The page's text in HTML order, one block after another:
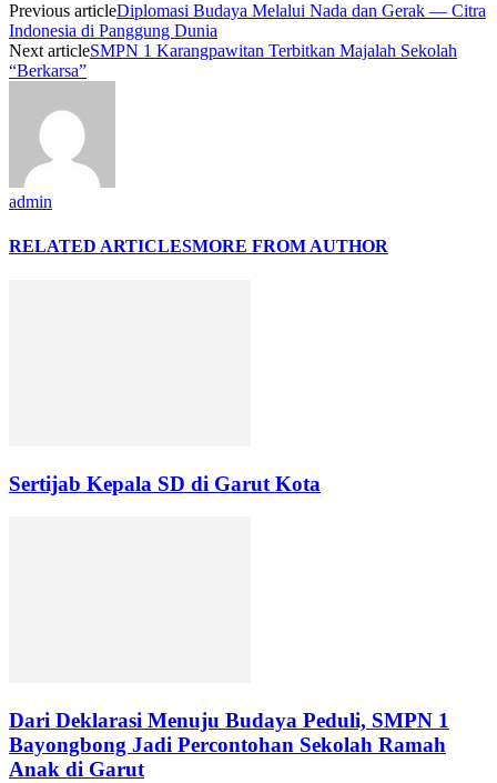
Previous articleDiplomasi Budaya Melalui Nada dan Gerak — Citra
Indonesia di Panggung Dunia
Next articleSMPN 1 Karangpawitan Terbitkan Majalah Sekolah
“Berkarsa”
admin
RELATED ARTICLESMORE FROM AUTHOR
Sertijab Kepala SD di Garut Kota
Dari Deklarasi Menuju Budaya Peduli, SMPN 1
Bayongbong Jadi Percontohan Sekolah Ramah
Anak di Garut